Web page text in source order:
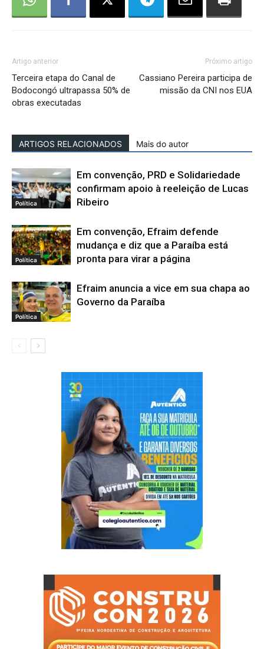
Artigo anterior
Terceira etapa do Canal de
Bodocongó ultrapassa 50% de
obras executadas
Próximo artigo
Cassiano Pereira participa de
missão da CNI nos EUA
ARTIGOS RELACIONADOS Mais do autor
Política
Em convenção, PRD e Solidariedade
confirmam apoio à reeleição de Lucas
Ribeiro
Política
Em convenção, Efraim defende
mudança e diz que a Paraíba está
pronta para virar a página
Política
Efraim anuncia a vice em sua chapa ao
Governo da Paraíba